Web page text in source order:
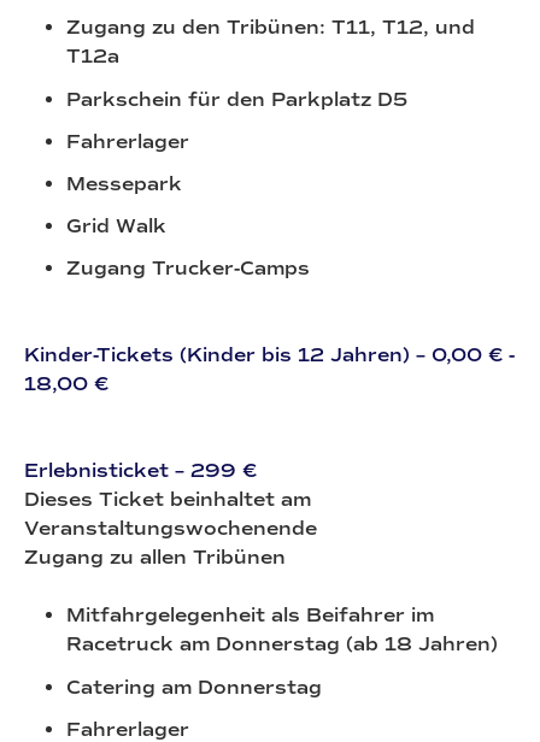
Zugang zu den Tribünen: T11, T12, und
T12a
Parkschein für den Parkplatz D5
Fahrerlager
Messepark
Grid Walk
Zugang Trucker-Camps
Kinder-Tickets (Kinder bis 12 Jahren) – 0,00 € -
18,00 €
Erlebnisticket – 299 €
Dieses Ticket beinhaltet am
Veranstaltungswochenende
Zugang zu allen Tribünen
Mitfahrgelegenheit als Beifahrer im
Racetruck am Donnerstag (ab 18 Jahren)
Catering am Donnerstag
Fahrerlager